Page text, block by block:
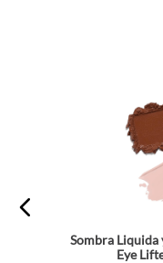
Sombra Liquida
Eye